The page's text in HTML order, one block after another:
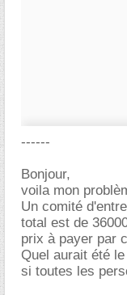
------
Bonjour,
voila mon
Un comité
total est de
prix à payer par
Quel aurait été
si toutes les